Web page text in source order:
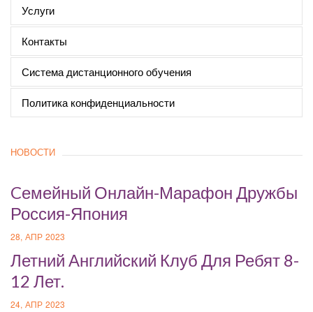
Услуги
Контакты
Система дистанционного обучения
Политика конфиденциальности
НОВОСТИ
Cемейный Онлайн-Марафон Дружбы
Россия-Япония
28, АПР 2023
Летний Английский Клуб Для Ребят 8-
12 Лет.
24, АПР 2023